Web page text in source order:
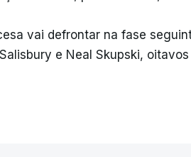
vai defrontar na fase
e Neal Skupski,